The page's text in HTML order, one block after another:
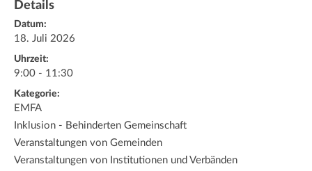
Details
Datum:
18. Juli 2026
Uhrzeit:
9:00 - 11:30
Kategorie:
EMFA
Inklusion - Behinderten Gemeinschaft
Veranstaltungen von Gemeinden
Veranstaltungen von Institutionen und Verbänden